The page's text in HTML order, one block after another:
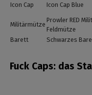
Icon Cap
Icon Cap Blue
Militärmütze
Prowler RED
Feldmütze
Barett Schwarzes
Fuck Caps: das